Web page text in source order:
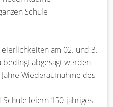
Schule
am 02. und 3.
bedingt abgesagt werden
Wiederaufnahme des
Schule feiern 150-jähriges